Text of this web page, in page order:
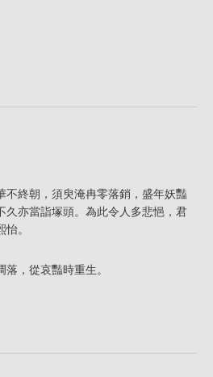
不終朝，須臾淹冉零落銷，盛年妖豔
久亦當詣塚頭。為此令人多悲悒，君
。
落，從哀豔時重生。